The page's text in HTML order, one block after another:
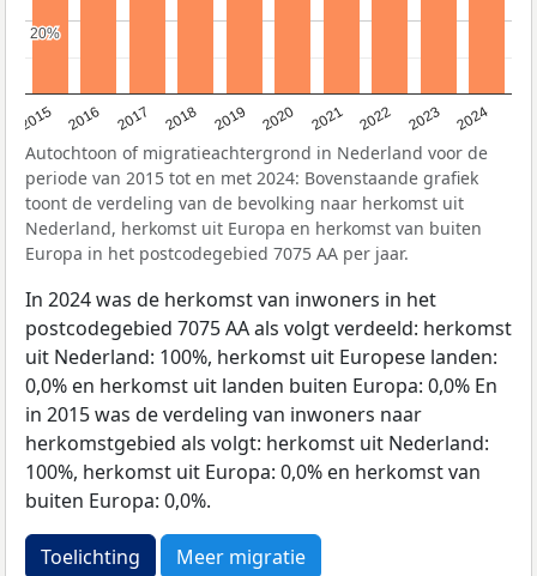
2015 2016 2017 2018 2019 2020 2021 2022 2023 2024
20%
20%
Autochtoon of migratieachtergrond in Nederland voor de
periode van 2015 tot en met 2024: Bovenstaande grafiek
toont de verdeling van de bevolking naar herkomst uit
Nederland, herkomst uit Europa en herkomst van buiten
Europa in het postcodegebied 7075 AA per jaar.
In 2024 was de herkomst van inwoners in het
postcodegebied 7075 AA als volgt verdeeld: herkomst
uit Nederland: 100%, herkomst uit Europese landen:
0,0% en herkomst uit landen buiten Europa: 0,0% En
in 2015 was de verdeling van inwoners naar
herkomstgebied als volgt: herkomst uit Nederland:
100%, herkomst uit Europa: 0,0% en herkomst van
buiten Europa: 0,0%.
Toelichting Meer migratie